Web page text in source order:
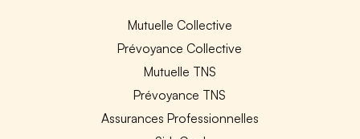
Mutuelle Collective
Prévoyance Collective
Mutuelle TNS
Prévoyance TNS
Assurances Professionnelles